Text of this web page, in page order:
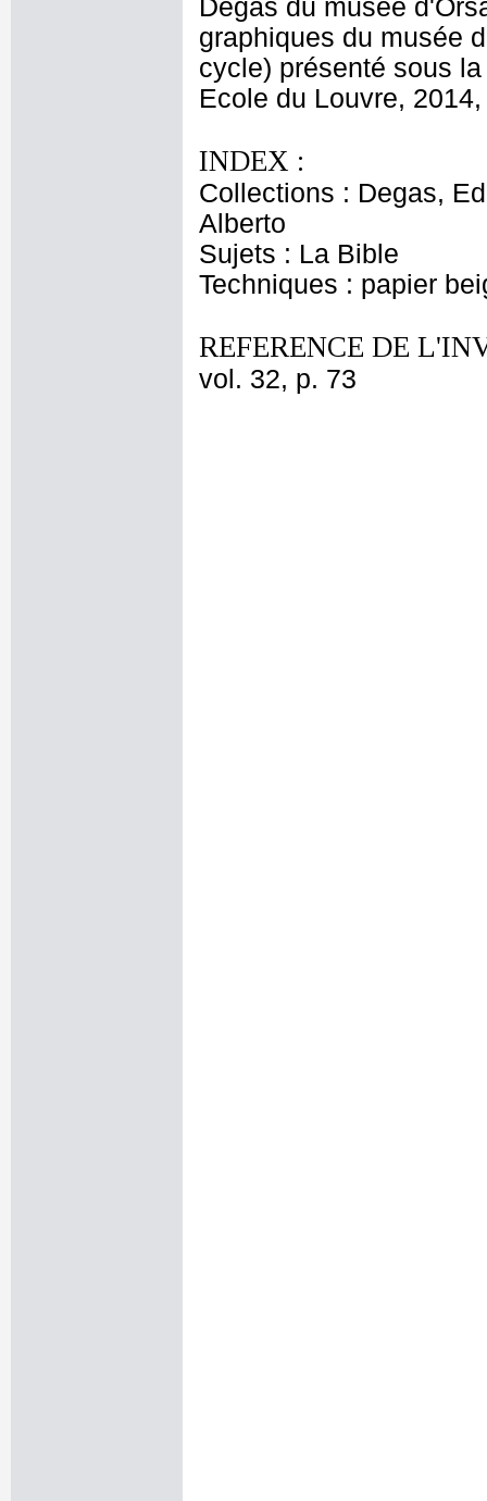
Degas du musée
graphiques du musée
cycle) présenté sous
Ecole du Louvre,
INDEX :
Collections : Degas,
Alberto
Sujets : La Bible
Techniques : papier
REFERENCE DE
vol. 32, p. 73